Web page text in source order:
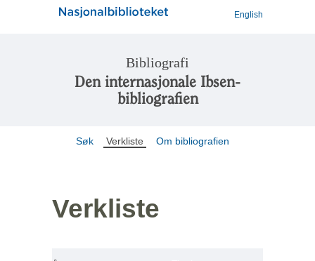
English
Bibliografi
Den internasjonale Ibsen-
bibliografien
Søk Verkliste Om bibliografien
Verkliste